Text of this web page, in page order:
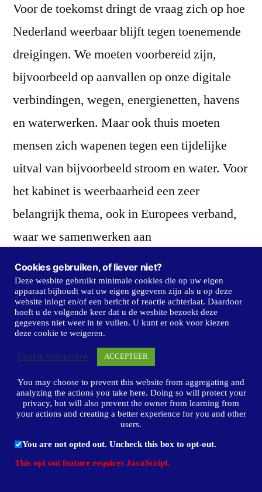
Voor de toekomst dringt de vraag zich op hoe
Nederland weerbaar blijft tegen toenemende
dreigingen. We moeten voorbereid zijn,
bijvoorbeeld op aanvallen op onze digitale
verbindingen, wegen, energienetten, havens
en waterwerken. Maar ook thuis moeten
mensen zich wapenen tegen een tijdelijke
uitval van bijvoorbeeld stroom en water. Voor
het kabinet is weerbaarheid een zeer
belangrijk thema, ook in Europees verband,
waar we samenwerken aan
leveringszekerheid van energie en
grondstoffen.
Fundamenteel voor de bestaanszekerheid van
mensen is ook een fatsoenlijk dak boven je
hoofd. De wooncrisis is een van de meest
complexe opgaven waar het kabinet voor
staat. Het gaat immers niet alleen om
aantallen te bouwen woningen, maar ook om
verdeling van schaarse ruimte. Tal van
Cookies gebruiken, of liever niet?
Deze wesbite gebruikt minimale cookies die op uw eigen
apparaat bijhoudt wat uw eigen gegevens zijn als u op deze
website inlogt en/of een bericht of reactie achterlaat. Daardoor
hoeft u de volgende keer dat u de wesbite bezoekt deze
gegevens niet weer in te vullen. U kunt er ook voor kiezen
deze cookie te weigeren.
Cookie voorkeuren ACCEPTEER
You may choose to prevent this website from aggregating and
analyzing the actions you take here. Doing so will protect your
privacy, but will also prevent the owner from learning from
your actions and creating a better experience for you and other
users.
You are not opted out. Uncheck this box to opt-out.
This opt out feature requires JavaScript.